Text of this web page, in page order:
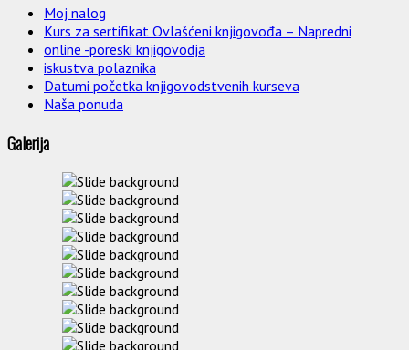
Moj nalog
Kurs za sertifikat Ovlašćeni knjigovođa – Napredni
online -poreski knjigovodja
iskustva polaznika
Datumi početka knjigovodstvenih kurseva
Naša ponuda
Galerija